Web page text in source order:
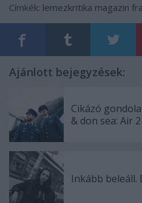
Címkék: lemezkritika magazin
Ajánlott bejegyzések:
Cikázó
& don sea: Air
Inkább beleáll.